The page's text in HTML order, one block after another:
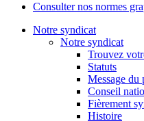
Consulter nos normes
Notre syndicat
Notre syndicat
Trouvez
Statuts
Message du
Conseil
Fièrement
Histoire